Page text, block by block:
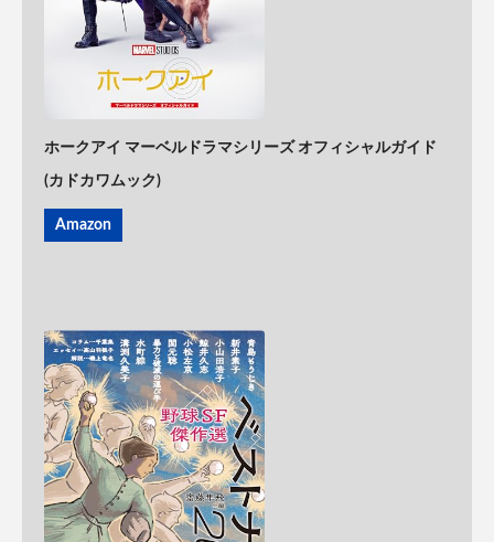
ホークアイ マーベルドラマシリーズ オフィシャルガイド
(カドカワムック)
Amazon